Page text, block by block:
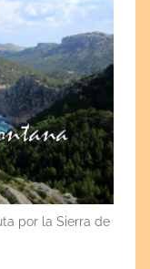
por la Sierra de